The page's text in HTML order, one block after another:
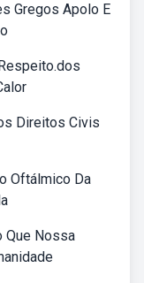
Gregos Apolo E
Direitos Civis
Oftálmico Da
Que Nossa